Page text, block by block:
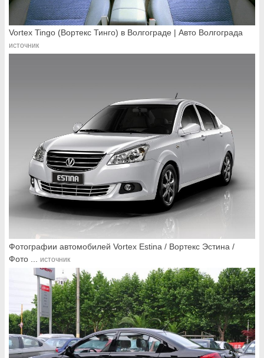
Vortex Tingo (Вортекс Тинго) в Волгограде | Авто Волгограда
источник
Фотографии автомобилей Vortex Estina / Вортекс Эстина /
Фото ...
источник